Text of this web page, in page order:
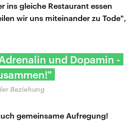
ins gleiche Restaurant essen
wir uns miteinander zu Tode",
und Dopamin -
Beziehung
gemeinsame Aufregung!